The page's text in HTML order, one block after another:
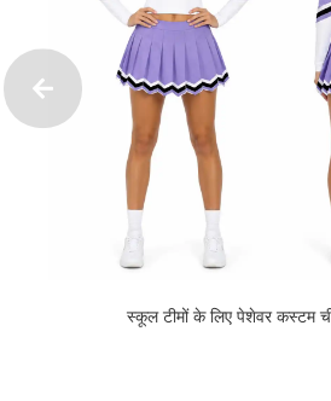
स्कूल टीमों के लिए पेशेवर कस्टम